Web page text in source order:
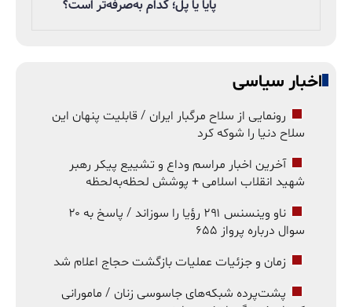
پایا یا پل؛ کدام به‌صرفه‌تر است؟
اخبار سیاسی
رونمایی از سلاح مرگبار ایران / قابلیت پنهان این
سلاح دنیا را شوکه کرد
آخرین اخبار مراسم وداع و تشییع پیکر رهبر
شهید انقلاب اسلامی + پوشش لحظه‌به‌لحظه
ناو وینسنس ۲۹۱ رؤیا را سوزاند / پاسخ به ۲۰
سوال درباره پرواز ۶۵۵
زمان و جزئیات عملیات بازگشت حجاج اعلام شد
پشت‌پرده شبکه‌های جاسوسی زنان / مامورانی